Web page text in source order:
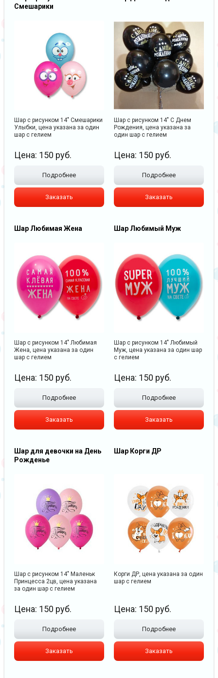
Смешарики
Шар с рисунком 14" Смешарики
Улыбки, цена указана за один
шар с гелием
Цена: 150 руб.
Подробнее
Заказать
Шар с рисунком 14" С Днем
Рождения, цена указана за
один шар с гелием
Цена: 150 руб.
Подробнее
Заказать
Шар Любимая Жена
Шар с рисунком 14" Любимая
Жена, цена указана за один
шар с гелием
Цена: 150 руб.
Подробнее
Заказать
Шар Любимый Муж
Шар с рисунком 14" Любимый
Муж, цена указана за один шар
с гелием
Цена: 150 руб.
Подробнее
Заказать
Шар для девочки на День
Рожденье
Шар с рисунком 14" Маленьк
Принцесса 2цв, цена указана
за один шар с гелием
Цена: 150 руб.
Подробнее
Заказать
Шар Корги ДР
Корги ДР, цена указана за один
шар с гелием
Цена: 150 руб.
Подробнее
Заказать